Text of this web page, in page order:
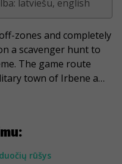
rūšys
latviešu, english
zones and completely
a scavenger hunt to
The game route
town of Irbene and
to the "peak" of the
complete the tasks,
Latvian coast and a
Moreover, you will